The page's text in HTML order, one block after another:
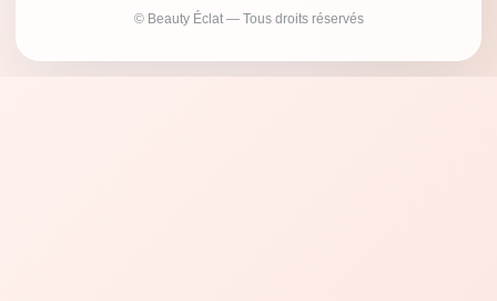
© Beauty Éclat — Tous droits réservés